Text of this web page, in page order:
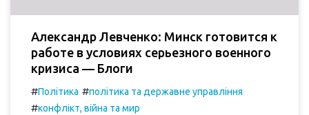
Александр Левченко: Минск готовится к
работе в условиях серьезного военного
кризиса — Блоги
#Політика #політика та державне управління
#конфлікт, війна та мир